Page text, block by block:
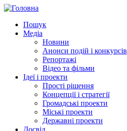
Пошук
Медіа
Новини
Анонси подій і конкурсів
Репортажі
Відео та фільми
Ідеї і проекти
Прості рішення
Концепції і стратегії
Громадські проекти
Міські проекти
Державні проекти
Досвід